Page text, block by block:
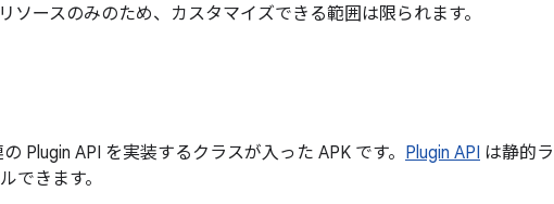
ソースのみのため、カスタマイズできる範囲は限られます。
Plugin API を実装するクラスが入った APK です。 Plugin API は静的ラ
できます。